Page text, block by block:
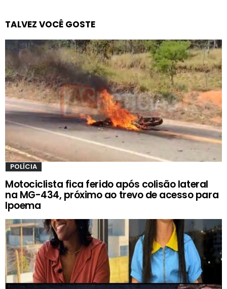
TALVEZ VOCÊ GOSTE
POLÍCIA
Motociclista fica ferido após colisão lateral
na MG-434, próximo ao trevo de acesso para
Ipoema